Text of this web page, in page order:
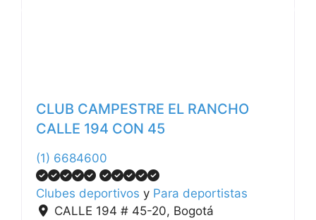
CLUB CAMPESTRE EL RANCHO
CALLE 194 CON 45
(1) 6684600
Clubes deportivos y Para deportistas
CALLE 194 # 45-20, Bogotá